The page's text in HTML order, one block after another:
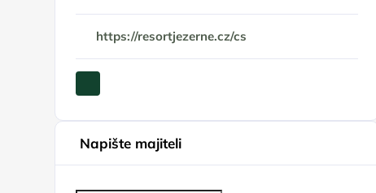
https://resortjezerne.cz/cs
Napište majiteli